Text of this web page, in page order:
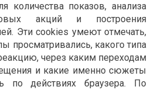
количества показов, анализа
акций и построения
Эти cookies умеют отмечать,
просматривались, какого типа
через каким переходам
и какие именно сюжеты
по действиях браузера. По